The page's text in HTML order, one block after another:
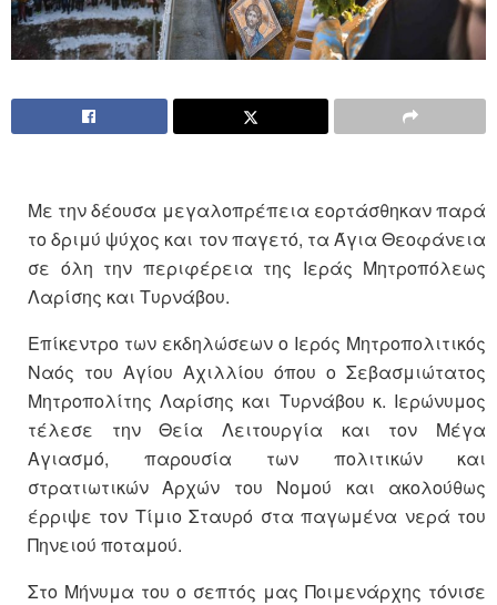
Με την δέουσα μεγαλοπρέπεια εορτάσθηκαν παρά
το δριμύ ψύχος και τον παγετό, τα Άγια Θεοφάνεια
σε όλη την περιφέρεια της Ιεράς Μητροπόλεως
Λαρίσης και Τυρνάβου.
Επίκεντρο των εκδηλώσεων ο Ιερός Μητροπολιτικός
Ναός του Αγίου Αχιλλίου όπου ο Σεβασμιώτατος
Μητροπολίτης Λαρίσης και Τυρνάβου κ. Ιερώνυμος
τέλεσε την Θεία Λειτουργία και τον Μέγα
Αγιασμό, παρουσία των πολιτικών και
στρατιωτικών Αρχών του Νομού και ακολούθως
έρριψε τον Τίμιο Σταυρό στα παγωμένα νερά του
Πηνειού ποταμού.
Στο Μήνυμα του ο σεπτός μας Ποιμενάρχης τόνισε